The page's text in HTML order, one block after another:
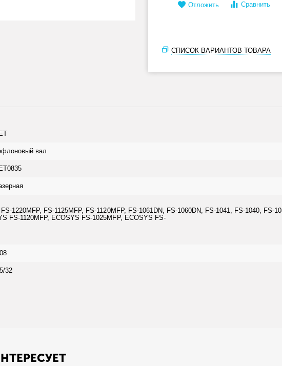
Отложить Сравнить
СПИСОК ВАРИАНТОВ ТОВАРА
вал
1220MFP, FS-1125MFP, FS-1120MFP, FS-1061DN, FS-1060DN, FS-1041, FS-1040, FS-
FS-1120MFP, ECOSYS FS-1025MFP, ECOSYS FS-
32